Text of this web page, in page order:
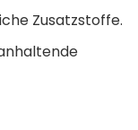
Zusatzstoffe.